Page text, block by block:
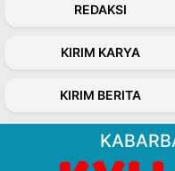
REDAKSI
KIRIM KARYA
KIRIM BERITA